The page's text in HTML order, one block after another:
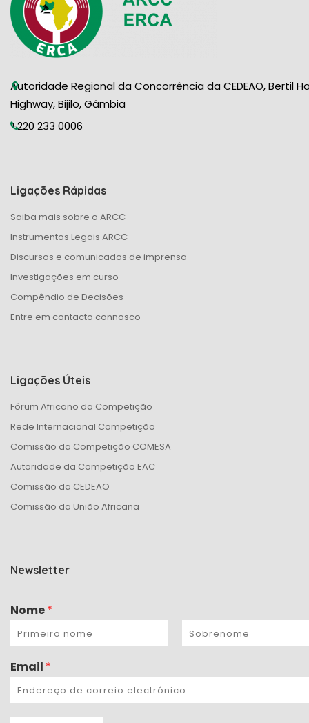
Autoridade Regional da Concorrência da CEDEAO, Bertil
Highway, Bijilo, Gâmbia
+220 233 0006
Ligações Rápidas
Saiba mais sobre o ARCC
Instrumentos Legais ARCC
Discursos e comunicados de imprensa
Investigações em curso
Compêndio de Decisões
Entre em contacto connosco
Ligações Úteis
Fórum Africano da Competição
Rede Internacional Competição
Comissão da Competição COMESA
Autoridade da Competição EAC
Comissão da CEDEAO
Comissão da União Africana
Newsletter
Nome*
Email *